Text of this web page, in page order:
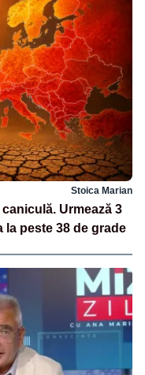
Stoica Marian
Urmează 3
peste 38 de grade